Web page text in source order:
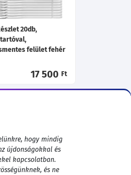
20db,
felület fehér
17 500 Ft
hogy mindig
újdonságokkal és
kapcsolatban.
és ne